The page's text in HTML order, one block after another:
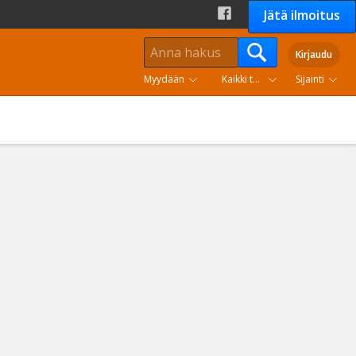
Jätä ilmoitus
Kirjaudu
Myydään
Kaikki tuoteryhmät Sijainti